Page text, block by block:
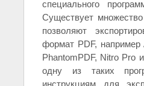
специального
Существует
позволяют
формат PDF, например
PhantomPDF, Nitro Pro
одну из таких